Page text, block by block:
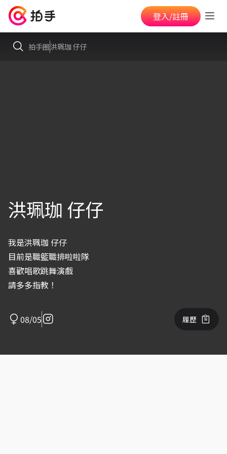
登入/註冊
拍手圈洪珮珈 仔仔
洪珮珈 仔仔
我是洪珮珈 仔仔
目前是職籃職排啦啦隊
喜歡唱歌跳舞演戲
請多多指教！
08/05 履歷